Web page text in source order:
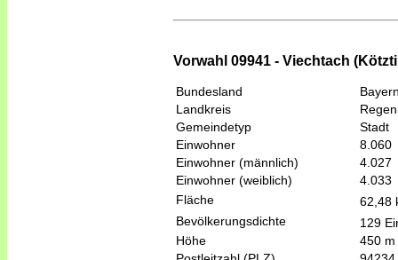
Vorwahl 09941 - Viechtach
Bundesland
Landkreis
Regen
Gemeindetyp
Stadt
Einwohner
8.060
Einwohner (männlich)
4.027
Einwohner (weiblich)
4.033
Fläche
62,48
Bevölkerungsdichte
129
Höhe
450 m